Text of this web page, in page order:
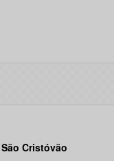
Cristóvão